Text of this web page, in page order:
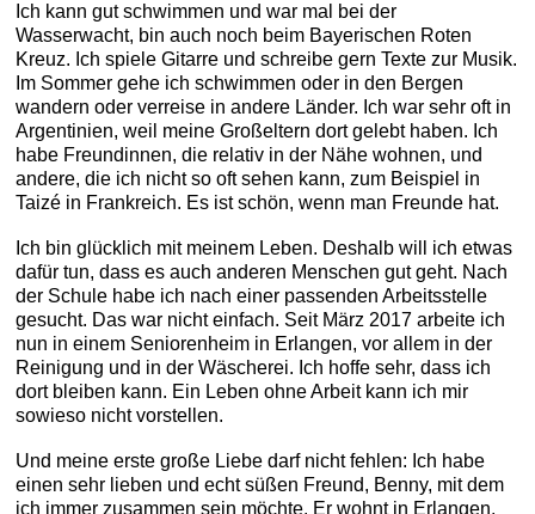
Ich kann gut schwimmen und war mal bei der
Wasserwacht, bin auch noch beim Bayerischen Roten
Kreuz. Ich spiele Gitarre und schreibe gern Texte zur Musik.
Im Sommer gehe ich schwimmen oder in den Bergen
wandern oder verreise in andere Länder. Ich war sehr oft in
Argentinien, weil meine Großeltern dort gelebt haben. Ich
habe Freundinnen, die relativ in der Nähe wohnen, und
andere, die ich nicht so oft sehen kann, zum Beispiel in
Taizé in Frankreich. Es ist schön, wenn man Freunde hat.
Ich bin glücklich mit meinem Leben. Deshalb will ich etwas
dafür tun, dass es auch anderen Menschen gut geht. Nach
der Schule habe ich nach einer passenden Arbeitsstelle
gesucht. Das war nicht einfach. Seit März 2017 arbeite ich
nun in einem Seniorenheim in Erlangen, vor allem in der
Reinigung und in der Wäscherei. Ich hoffe sehr, dass ich
dort bleiben kann. Ein Leben ohne Arbeit kann ich mir
sowieso nicht vorstellen.
Und meine erste große Liebe darf nicht fehlen: Ich habe
einen sehr lieben und echt süßen Freund, Benny, mit dem
ich immer zusammen sein möchte. Er wohnt in Erlangen,